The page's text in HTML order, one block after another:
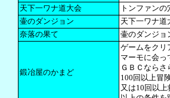
天下一ワナ道大会
トンファンの
壷のダンジョン
天下一ワナ道
奈落の果て
壷のダンジョ
鍛冶屋のかまど
ゲームをクリ
マーモに会っ
ＧＢＣならさ
100回以上冒
又は10回以上